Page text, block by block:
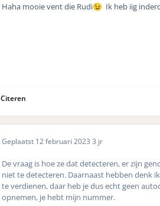
Haha mooie vent die Rudi😉Ik heb iig
Citeren
Geplaatst 12 februari 2023 3 jr
De vraag is hoe ze dat detecteren, er zijn
niet te detecteren. Daarnaast hebben denk
te verdienen, daar heb je dus echt geen
opnemen, je hebt mijn nummer.